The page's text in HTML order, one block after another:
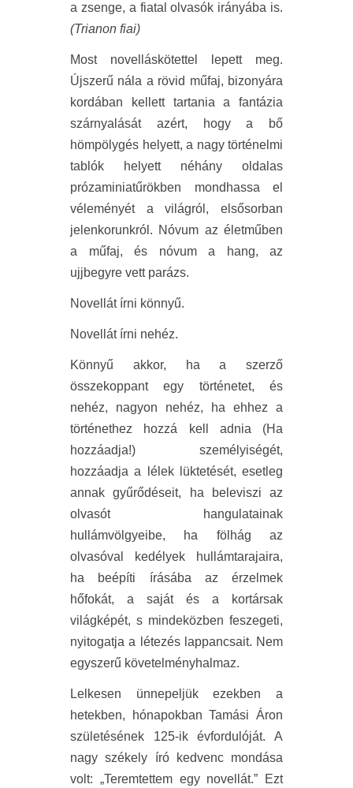
a zsenge, a fiatal olvasók irányába is.
(Trianon fiai)
Most novelláskötettel lepett meg.
Újszerű nála a rövid műfaj, bizonyára
kordában kellett tartania a fantázia
szárnyalását azért, hogy a bő
hömpölygés helyett, a nagy történelmi
tablók helyett néhány oldalas
prózaminiatűrökben mondhassa el
véleményét a világról, elsősorban
jelenkorunkról. Nóvum az életműben
a műfaj, és nóvum a hang, az
ujjbegyre vett parázs.
Novellát írni könnyű.
Novellát írni nehéz.
Könnyű akkor, ha a szerző
összekoppant egy történetet, és
nehéz, nagyon nehéz, ha ehhez a
történethez hozzá kell adnia (Ha
hozzáadja!) személyiségét,
hozzáadja a lélek lüktetését, esetleg
annak gyűrődéseit, ha beleviszi az
olvasót hangulatainak
hullámvölgyeibe, ha fölhág az
olvasóval kedélyek hullámtarajaira,
ha beépíti írásába az érzelmek
hőfokát, a saját és a kortársak
világképét, s mindeközben feszegeti,
nyitogatja a létezés lappancsait. Nem
egyszerű követelményhalmaz.
Lelkesen ünnepeljük ezekben a
hetekben, hónapokban Tamási Áron
születésének 125-ik évfordulóját. A
nagy székely író kedvenc mondása
volt: „Teremtettem egy novellát.” Ezt